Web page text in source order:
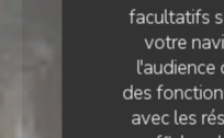
facultatifs
votre
l'audience
des
avec les